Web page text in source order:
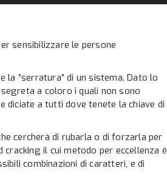
sensibilizzare le persone
la “serratura” di un sistema. Dato lo
a coloro i quali non sono
diciate a tutti dove tenete la chiave di
cercherà di rubarla o di forzarla per
il cui metodo per eccellenza è
combinazioni di caratteri, e di